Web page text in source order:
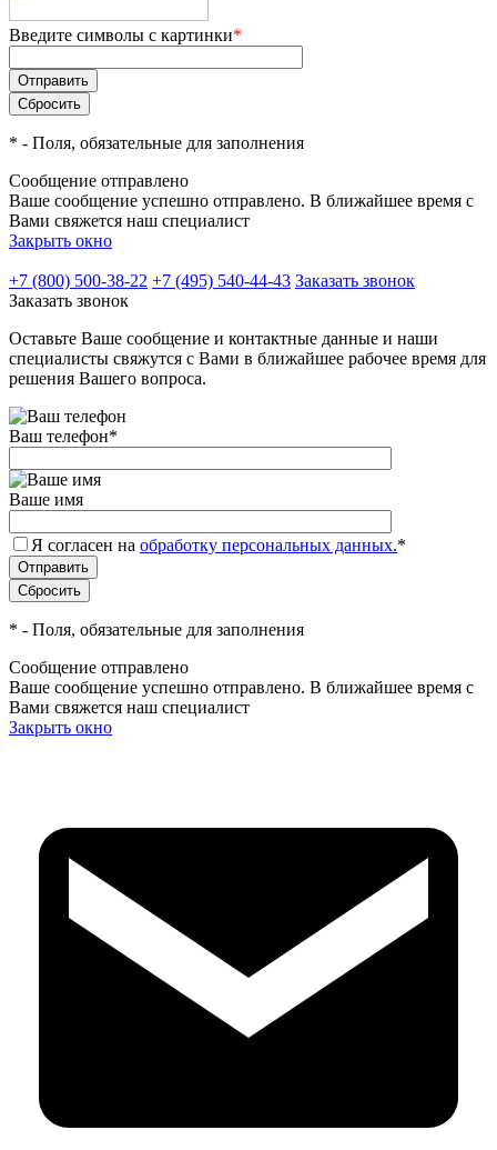
Введите символы с картинки*
* - Поля, обязательные для заполнения
Сообщение отправлено
Ваше сообщение успешно отправлено. В ближайшее время с
Вами свяжется наш специалист
Закрыть окно
+7 (800) 500-38-22 +7 (495) 540-44-43 Заказать звонок
Заказать звонок
Оставьте Ваше сообщение и контактные данные и наши
специалисты свяжутся с Вами в ближайшее рабочее время для
решения Вашего вопроса.
Ваш телефон*
Ваше имя
Я согласен на обработку персональных данных.*
* - Поля, обязательные для заполнения
Сообщение отправлено
Ваше сообщение успешно отправлено. В ближайшее время с
Вами свяжется наш специалист
Закрыть окно